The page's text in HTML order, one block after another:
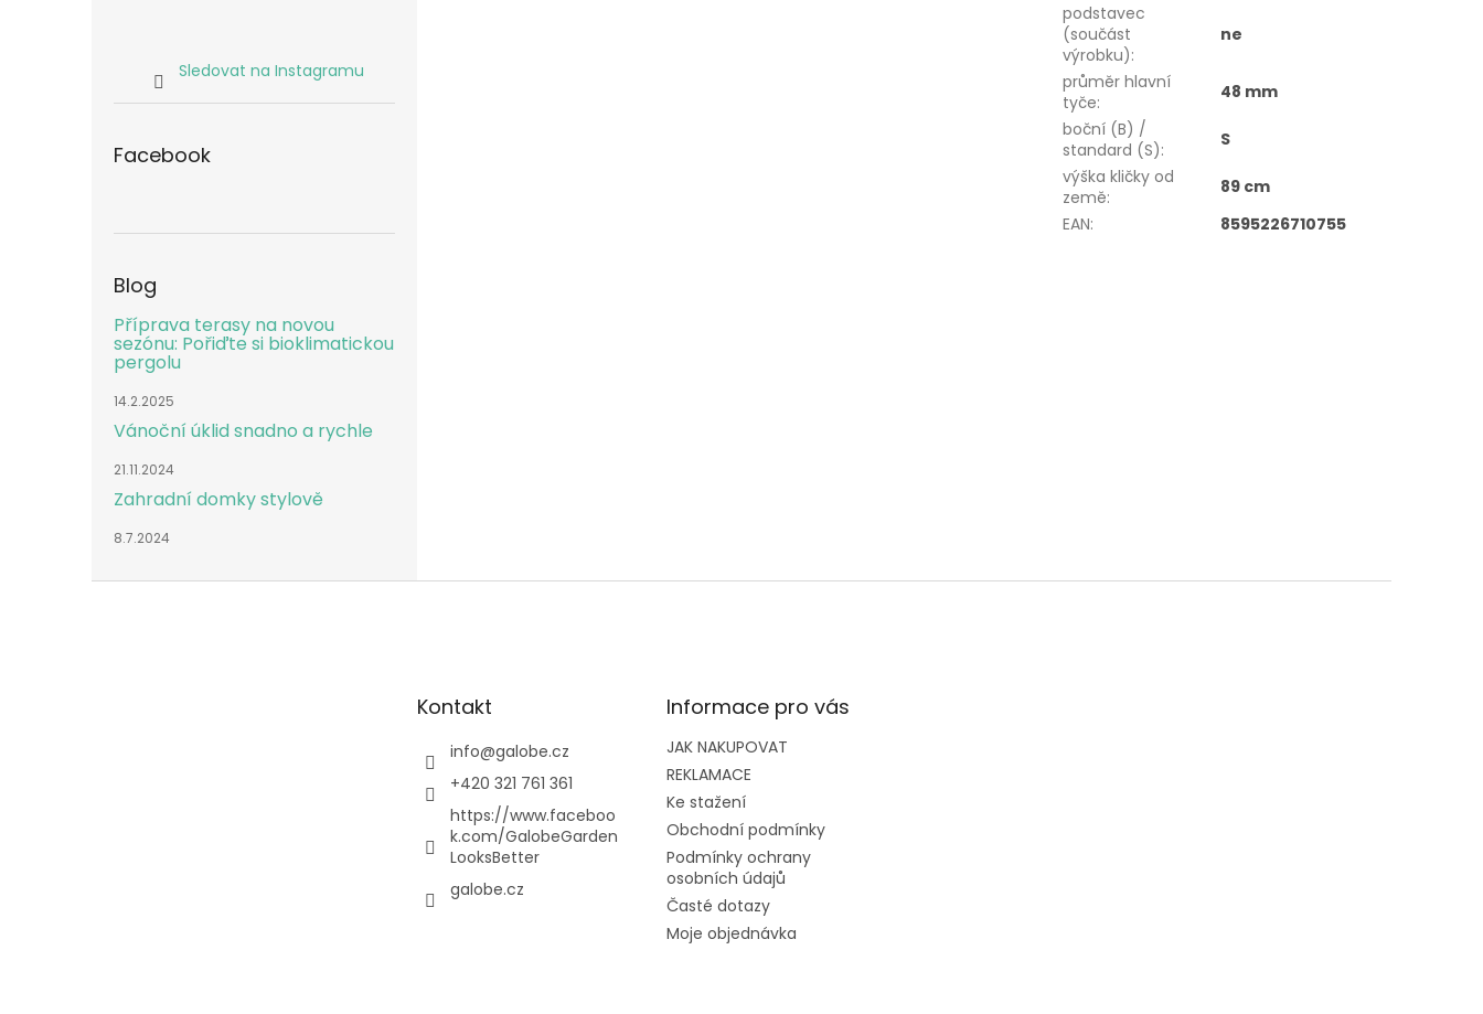
Sledovat na Instagramu
Facebook
Blog
Příprava terasy na novou
sezónu: Pořiďte si bioklimatickou
pergolu
14.2.2025
Vánoční úklid snadno a rychle
21.11.2024
Zahradní domky stylově
8.7.2024
podstavec
(součást
výrobku):
ne
průměr hlavní
tyče:
48 mm
boční (B) /
standard (S):
S
výška kličky od
země:
89 cm
EAN: 8595226710755
Kontakt
info@galobe.cz
+420 321 761 361
https://www.faceboo
k.com/GalobeGarden
LooksBetter
galobe.cz
Informace pro vás
JAK NAKUPOVAT
REKLAMACE
Ke stažení
Obchodní podmínky
Podmínky ochrany
osobních údajů
Časté dotazy
Moje objednávka